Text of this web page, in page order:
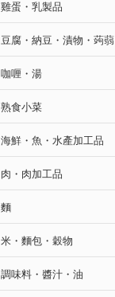
雞蛋・乳製品
豆腐・納豆・漬物・蒟蒻
咖喱・湯
熟食小菜
海鮮・魚・水產加工品
肉・肉加工品
麵
米・麵包・穀物
調味料・醬汁・油